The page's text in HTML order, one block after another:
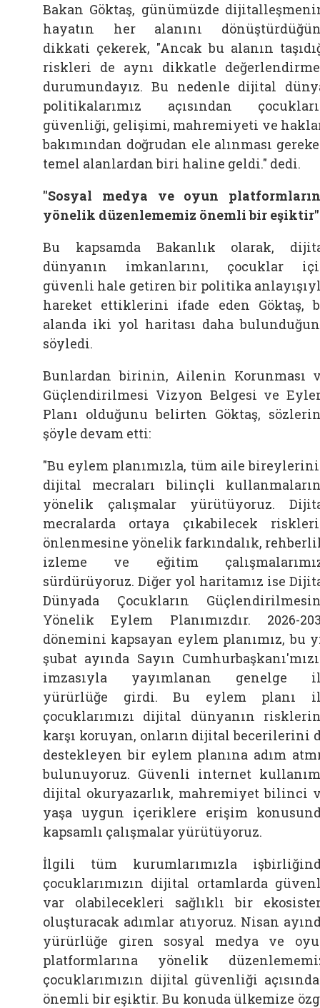
Bakan Göktaş, günümüzde
hayatın her alanını
dikkati çekerek, "Ancak bu alanın
riskleri de aynı dikkatle
durumundayız. Bu nedenle dijital
politikalarımız açısından
güvenliği, gelişimi, mahremiyeti ve
bakımından doğrudan ele alınması
temel alanlardan biri haline geldi." dedi.
"Sosyal medya ve oyun
yönelik düzenlememiz önemli bir eşiktir"
Bu kapsamda Bakanlık olarak,
dünyanın imkanlarını, çocuklar
güvenli hale getiren bir politika
hareket ettiklerini ifade eden Göktaş,
alanda iki yol haritası daha
söyledi.
Bunlardan birinin, Ailenin Korunması
Güçlendirilmesi Vizyon Belgesi ve
Planı olduğunu belirten Göktaş,
şöyle devam etti:
"Bu eylem planımızla, tüm aile
dijital mecraları bilinçli
yönelik çalışmalar yürütüyoruz.
mecralarda ortaya çıkabilecek
önlenmesine yönelik farkındalık,
izleme ve eğitim
sürdürüyoruz. Diğer yol haritamız ise
Dünyada Çocukların
Yönelik Eylem Planımızdır. 2026-
dönemini kapsayan eylem planımız, bu
şubat ayında Sayın
imzasıyla yayımlanan genelge
yürürlüğe girdi. Bu eylem planı
çocuklarımızı dijital dünyanın
karşı koruyan, onların dijital becerilerini
destekleyen bir eylem planına adım
bulunuyoruz. Güvenli internet
dijital okuryazarlık, mahremiyet bilinci
yaşa uygun içeriklere erişim
kapsamlı çalışmalar yürütüyoruz.
İlgili tüm kurumlarımızla
çocuklarımızın dijital ortamlarda
var olabilecekleri sağlıklı bir
oluşturacak adımlar atıyoruz. Nisan
yürürlüğe giren sosyal medya ve
platformlarına yönelik
çocuklarımızın dijital güvenliği
önemli bir eşiktir. Bu konuda ülkemize